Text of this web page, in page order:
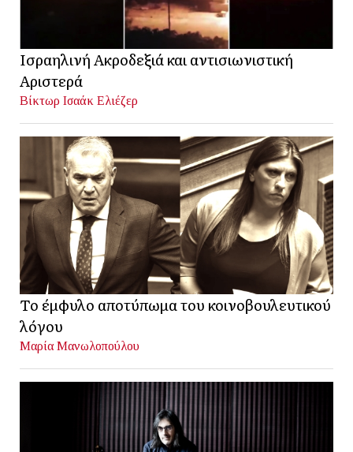
Ισραηλινή Ακροδεξιά και αντισιωνιστική
Αριστερά
Βίκτωρ Ισαάκ Ελιέζερ
Το έμφυλο αποτύπωμα του κοινοβουλευτικού
λόγου
Μαρία Μανωλοπούλου